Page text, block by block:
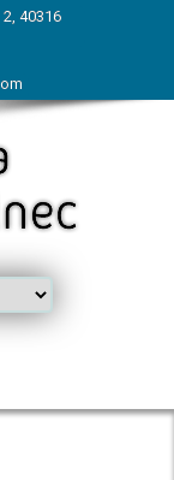
40316